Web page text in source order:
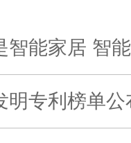
家居 智能家
单公布 中国企业